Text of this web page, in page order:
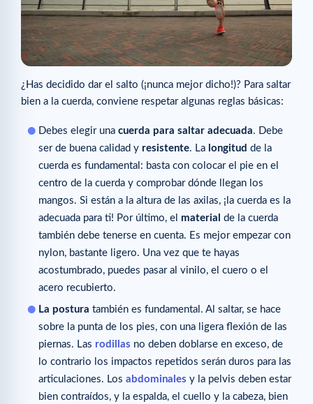
¿Has decidido dar el salto (¡nunca mejor dicho!)? Para saltar
bien a la cuerda, conviene respetar algunas reglas básicas:
Debes elegir una cuerda para saltar adecuada. Debe
ser de buena calidad y resistente. La longitud de la
cuerda es fundamental: basta con colocar el pie en el
centro de la cuerda y comprobar dónde llegan los
mangos. Si están a la altura de las axilas, ¡la cuerda es la
adecuada para ti! Por último, el material de la cuerda
también debe tenerse en cuenta. Es mejor empezar con
nylon, bastante ligero. Una vez que te hayas
acostumbrado, puedes pasar al vinilo, el cuero o el
acero recubierto.
La postura también es fundamental. Al saltar, se hace
sobre la punta de los pies, con una ligera flexión de las
piernas. Las rodillas no deben doblarse en exceso, de
lo contrario los impactos repetidos serán duros para las
articulaciones. Los abdominales y la pelvis deben estar
bien contraídos, y la espalda, el cuello y la cabeza, bien